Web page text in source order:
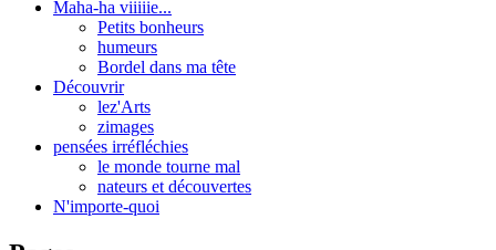
Maha-ha viiiiie...
Petits bonheurs
humeurs
Bordel dans ma tête
Découvrir
lez'Arts
zimages
pensées irréfléchies
le monde tourne mal
nateurs et découvertes
N'importe-quoi